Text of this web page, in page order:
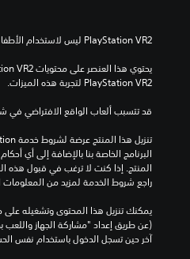
PlayStation VR2 لتجربة هذه الميزات.
قد تتسبب ألعاب الواقع الافتراضي في
راجع شروط الخدمة لمزيد من المعلومات
آخر حين تسجل الدخول باستخدام نفس